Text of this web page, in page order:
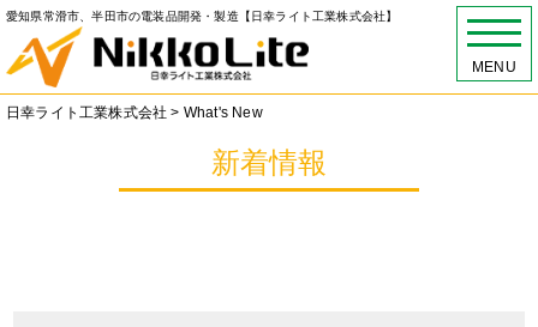
愛知県常滑市、半田市の電装品開発・製造【日幸ライト工業株式会社】
MENU
日幸ライト工業株式会社 > What's New
新着情報